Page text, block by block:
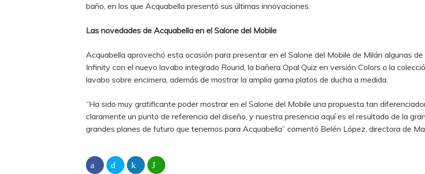
baño, en los que Acquabella presentó sus últimas innovaciones.
Las novedades de Acquabella en el Salone del Mobile
Acquabella aprovechó esta ocasión para presentar en el Salone del Mobile de Milán algunas
Infinity con el nuevo lavabo integrado Round, la bañera Opal Quiz en versión Colors o la
lavabo sobre encimera, además de mostrar la amplia gama platos de ducha a medida.
“Ha sido muy gratificante poder mostrar en el Salone del Mobile una propuesta tan
claramente un punto de referencia del diseño, y nuestra presencia aquí es el resultado de la
grandes planes de futuro que tenemos para Acquabella” comentó Belén López, directora de